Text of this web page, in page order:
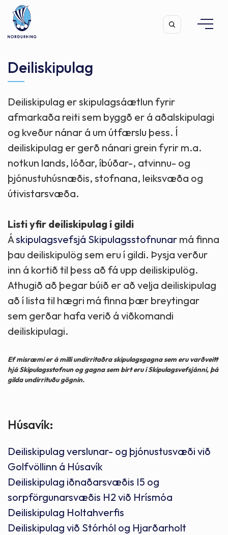
Leita
Deiliskipulag
Deiliskipulag er skipulagsáætlun fyrir
afmarkaða reiti sem byggð er á aðalskipulagi
og kveður nánar á um útfærslu þess. Í
deiliskipulag er gerð nánari grein fyrir m.a.
notkun lands, lóðar, íbúðar-, atvinnu- og
þjónustuhúsnæðis, stofnana, leiksvæða og
útivistarsvæða.
Listi yfir deiliskipulag í gildi
Áskipulagsvefsjá Skipulagsstofnunar má finna
þau deiliskipulög sem eru í gildi. Þysja verður
inn á kortið til þess að fá upp deiliskipulög.
Athugið að þegar búið er að velja deiliskipulag
að í lista til hægri má finna þær breytingar
sem gerðar hafa verið á viðkomandi
deiliskipulagi.
Ef misræmi er á milli undirritaðra skipulagsgagna sem eru varðveitt
hjá Skipulagsstofnun og gagna sem birt eru í Skipulagsvefsjánni, þá
gilda undirrituðu gögnin.
Húsavík:
Deiliskipulag verslunar- og þjónustusvæði við
Golfvöllinn á Húsavík
Deiliskipulag iðnaðarsvæðis I5 og
sorpförgunarsvæðis H2 við Hrísmóa
Deiliskipulag Holtahverfis
Deiliskipulag við Stórhól og Hjarðarholt